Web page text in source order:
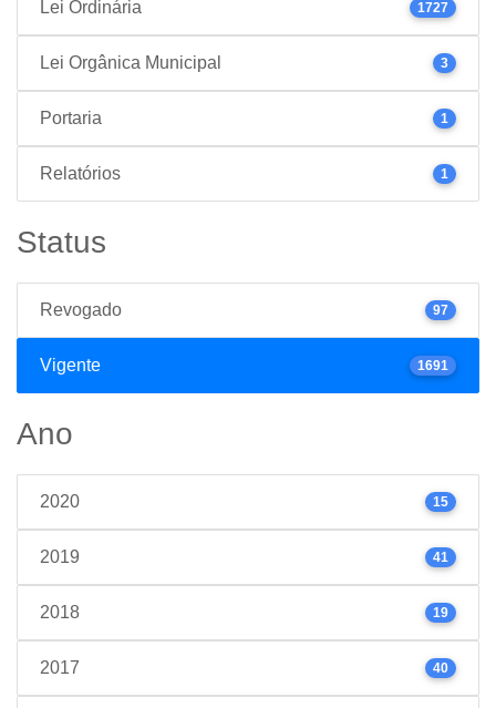
Lei Ordinária 1727
Lei Orgânica Municipal 3
Portaria 1
Relatórios 1
Status
Revogado 97
Vigente 1691
Ano
2020 15
2019 41
2018 19
2017 40